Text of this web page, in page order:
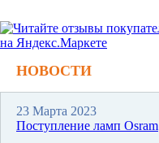
НОВОСТИ
23 Марта 2023
Поступление ламп Osram